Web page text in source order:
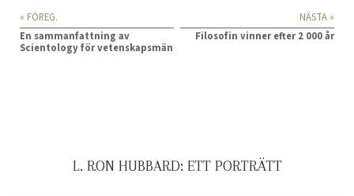
« FÖREG.
En sammanfattning av
Scientology för vetenskapsmän
NÄSTA »
Filosofin vinner efter 2 000 år
L. RON HUBBARD: ETT PORTRÄTT